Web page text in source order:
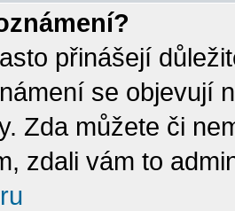
přinášejí
se objevují
Zda můžete či
zdali vám to